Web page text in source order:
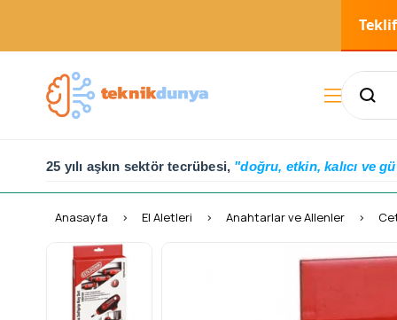
25 yılı aşkın sektör tecrübesi, "doğru, etkin, kalıcı ve
Anasayfa El Aletleri Anahtarlar ve Allenler